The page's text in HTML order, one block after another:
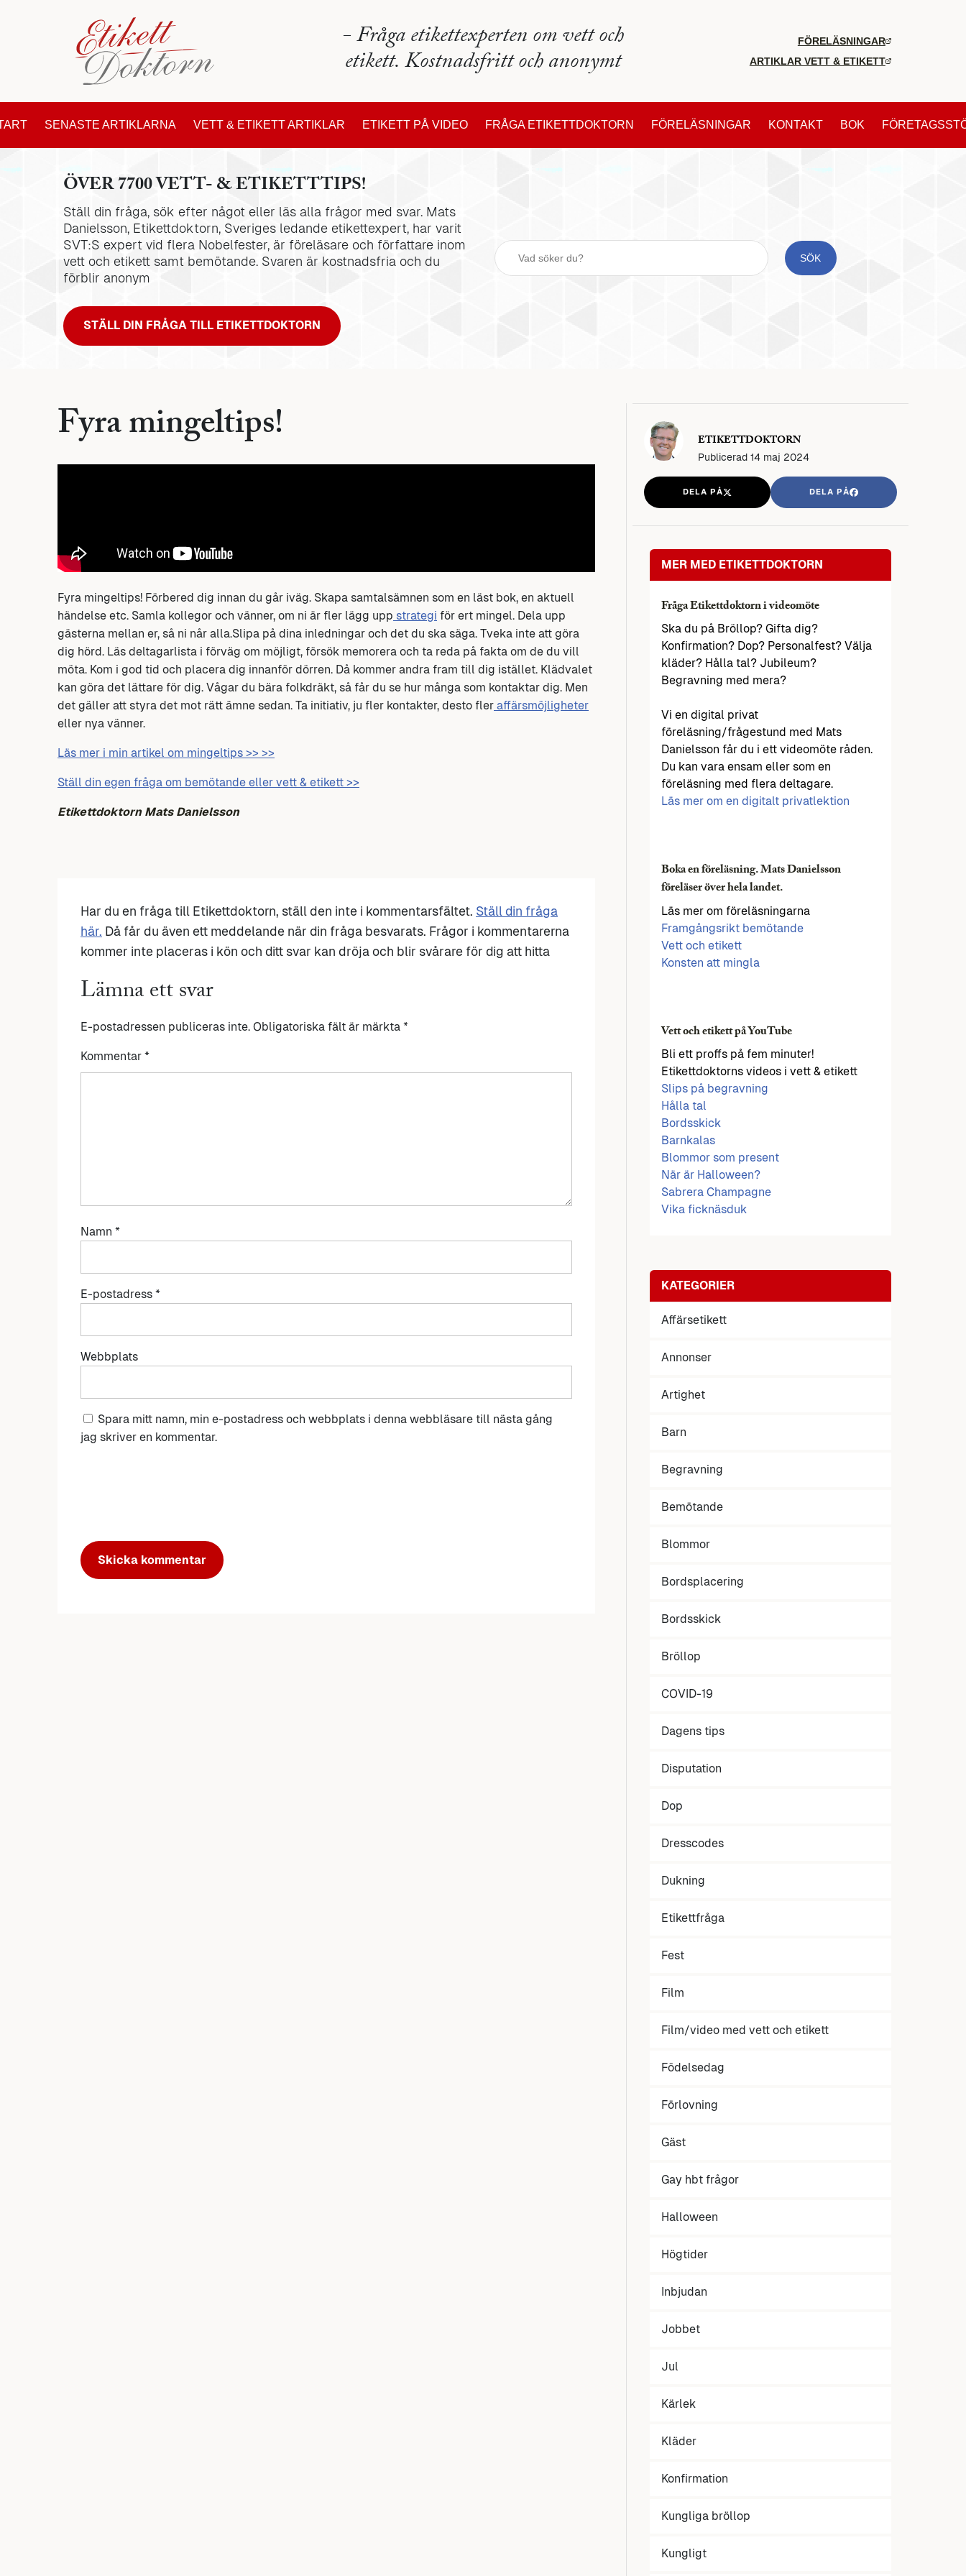
- Fråga etikettexperten om vett och
etikett. Kostnadsfritt och anonymt
FÖRELÄSNINGAR
ARTIKLAR VETT & ETIKETT
SENASTE ARTIKLARNA VETT & ETIKETT ARTIKLAR ETIKETT PÅ VIDEO FRÅGA ETIKETTDOKTORN FÖRELÄSNINGAR KONTAKT BOK
ÖVER 7700 VETT- & ETIKETTTIPS!
Ställ din fråga, sök efter något eller läs alla frågor med svar. Mats
Danielsson, Etikettdoktorn, Sveriges ledande etikettexpert, har varit
SVT:S expert vid flera Nobelfester, är föreläsare och författare inom
vett och etikett samt bemötande. Svaren är kostnadsfria och du
förblir anonym
STÄLL DIN FRÅGA TILL ETIKETTDOKTORN
Fyra mingeltips!
Fyra mingeltips! Förbered dig innan du går iväg. Skapa samtalsämnen som en läst bok, en aktuell
händelse etc. Samla kollegor och vänner, om ni är fler lägg upp strategi för ert mingel. Dela upp
gästerna mellan er, så ni når alla.Slipa på dina inledningar och det du ska säga. Tveka inte att göra
dig hörd. Läs deltagarlista i förväg om möjligt, försök memorera och ta reda på fakta om de du vill
möta. Kom i god tid och placera dig innanför dörren. Då kommer andra fram till dig istället. Klädvalet
kan göra det lättare för dig. Vågar du bära folkdräkt, så får du se hur många som kontaktar dig. Men
det gäller att styra det mot rätt ämne sedan. Ta initiativ, ju fler kontakter, desto fler affärsmöjligheter
eller nya vänner.
Läs mer i min artikel om mingeltips >> >>
Ställ din egen fråga om bemötande eller vett & etikett >>
Etikettdoktorn Mats Danielsson
Har du en fråga till Etikettdoktorn, ställ den inte i kommentarsfältet. Ställ din fråga
här. Då får du även ett meddelande när din fråga besvarats. Frågor i kommentarerna
kommer inte placeras i kön och ditt svar kan dröja och blir svårare för dig att hitta
Lämna ett svar
E-postadressen publiceras inte. Obligatoriska fält är märkta *
Kommentar *
Namn *
E-postadress *
Webbplats
Spara mitt namn, min e-postadress och webbplats i denna webbläsare till nästa gång
jag skriver en kommentar.
ETIKETTDOKTORN
Publicerad 14 maj 2024
DELA PÅ DELA PÅ
MER MED ETIKETTDOKTORN
Fråga Etikettdoktorn i videomöte
Ska du på Bröllop? Gifta dig?
Konfirmation? Dop? Personalfest? Välja
kläder? Hålla tal? Jubileum?
Begravning med mera?
Vi en digital privat
föreläsning/frågestund med Mats
Danielsson får du i ett videomöte råden.
Du kan vara ensam eller som en
föreläsning med flera deltagare.
Läs mer om en digitalt privatlektion
Boka en föreläsning. Mats Danielsson
föreläser över hela landet.
Läs mer om föreläsningarna
Framgångsrikt bemötande
Vett och etikett
Konsten att mingla
Vett och etikett på YouTube
Bli ett proffs på fem minuter!
Etikettdoktorns videos i vett & etikett
Slips på begravning
Hålla tal
Bordsskick
Barnkalas
Blommor som present
När är Halloween?
Sabrera Champagne
Vika ficknäsduk
KATEGORIER
Affärsetikett
Annonser
Artighet
Barn
Begravning
Bemötande
Blommor
Bordsplacering
Bordsskick
Bröllop
COVID-19
Dagens tips
Disputation
Dop
Dresscodes
Dukning
Etikettfråga
Fest
Film
Film/video med vett och etikett
Födelsedag
Förlovning
Gäst
Gay hbt frågor
Halloween
Högtider
Inbjudan
Jobbet
Jul
Kärlek
Kläder
Konfirmation
Kungliga bröllop
Kungligt